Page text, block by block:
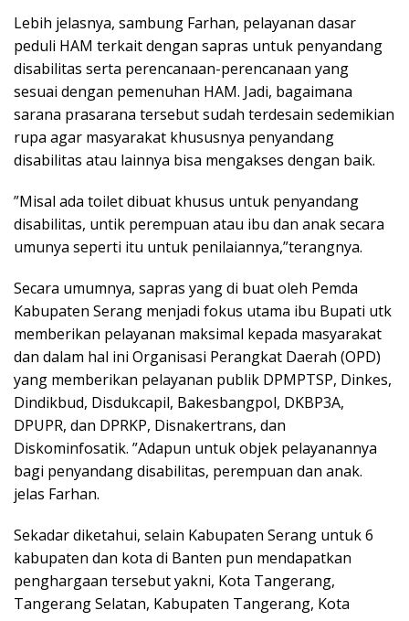
Lebih jelasnya, sambung Farhan, pelayanan dasar
peduli HAM terkait dengan sapras untuk penyandang
disabilitas serta perencanaan-perencanaan yang
sesuai dengan pemenuhan HAM. Jadi, bagaimana
sarana prasarana tersebut sudah terdesain sedemikian
rupa agar masyarakat khususnya penyandang
disabilitas atau lainnya bisa mengakses dengan baik.
”Misal ada toilet dibuat khusus untuk penyandang
disabilitas, untik perempuan atau ibu dan anak secara
umunya seperti itu untuk penilaiannya,”terangnya.
Secara umumnya, sapras yang di buat oleh Pemda
Kabupaten Serang menjadi fokus utama ibu Bupati utk
memberikan pelayanan maksimal kepada masyarakat
dan dalam hal ini Organisasi Perangkat Daerah (OPD)
yang memberikan pelayanan publik DPMPTSP, Dinkes,
Dindikbud, Disdukcapil, Bakesbangpol, DKBP3A,
DPUPR, dan DPRKP, Disnakertrans, dan
Diskominfosatik. ”Adapun untuk objek pelayanannya
bagi penyandang disabilitas, perempuan dan anak.
jelas Farhan.
Sekadar diketahui, selain Kabupaten Serang untuk 6
kabupaten dan kota di Banten pun mendapatkan
penghargaan tersebut yakni, Kota Tangerang,
Tangerang Selatan, Kabupaten Tangerang, Kota